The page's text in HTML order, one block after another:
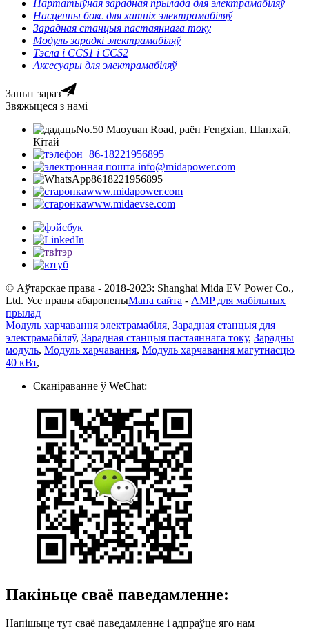
Партатыўная зарадная прылада для электрамабіляў
Насценны бокс для хатніх электрамабіляў
Зарадная станцыя пастаяннага току
Модуль зарадкі электрамабіляў
Тэсла і CCS1 і CCS2
Аксесуары для электрамабіляў
Запыт зараз
Звяжыцеся з намі
No.50 Maoyuan Road, раён Fengxian, Шанхай,
Кітай
+86-18221956895
info@midapower.com
8618221956895
www.midapower.com
www.midaevse.com
© Аўтарскае права - 2018-2023: Shanghai Mida EV Power Co.,
Ltd. Усе правы абароненыМапа сайта - AMP для мабільных
прылад
Модуль харчавання электрамабіля, Зарадная станцыя для
электрамабіляў, Зарадная станцыя пастаяннага току, Зарадны
модуль, Модуль харчавання, Модуль харчавання магутнасцю
40 кВт,
Сканіраванне ў WeChat:
Пакіньце сваё паведамленне:
Напішыце тут сваё паведамленне і адпраўце яго нам